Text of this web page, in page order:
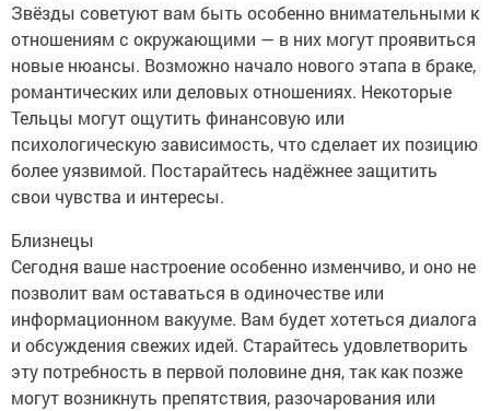
Звёзды советуют вам быть особенно внимательными к
отношениям с окружающими — в них могут проявиться
новые нюансы. Возможно начало нового этапа в браке,
романтических или деловых отношениях. Некоторые
Тельцы могут ощутить финансовую или
психологическую зависимость, что сделает их позицию
более уязвимой. Постарайтесь надёжнее защитить
свои чувства и интересы.
Близнецы
Сегодня ваше настроение особенно изменчиво, и оно не
позволит вам оставаться в одиночестве или
информационном вакууме. Вам будет хотеться диалога
и обсуждения свежих идей. Старайтесь удовлетворить
эту потребность в первой половине дня, так как позже
могут возникнуть препятствия, разочарования или